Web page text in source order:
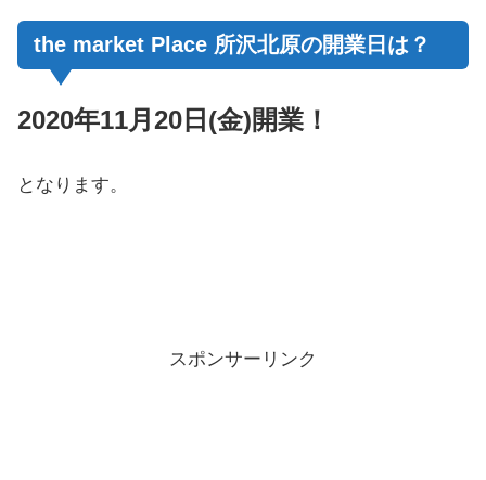
the market Place 所沢北原の開業日は？
2020年11月20日(金)開業！
となります。
スポンサーリンク